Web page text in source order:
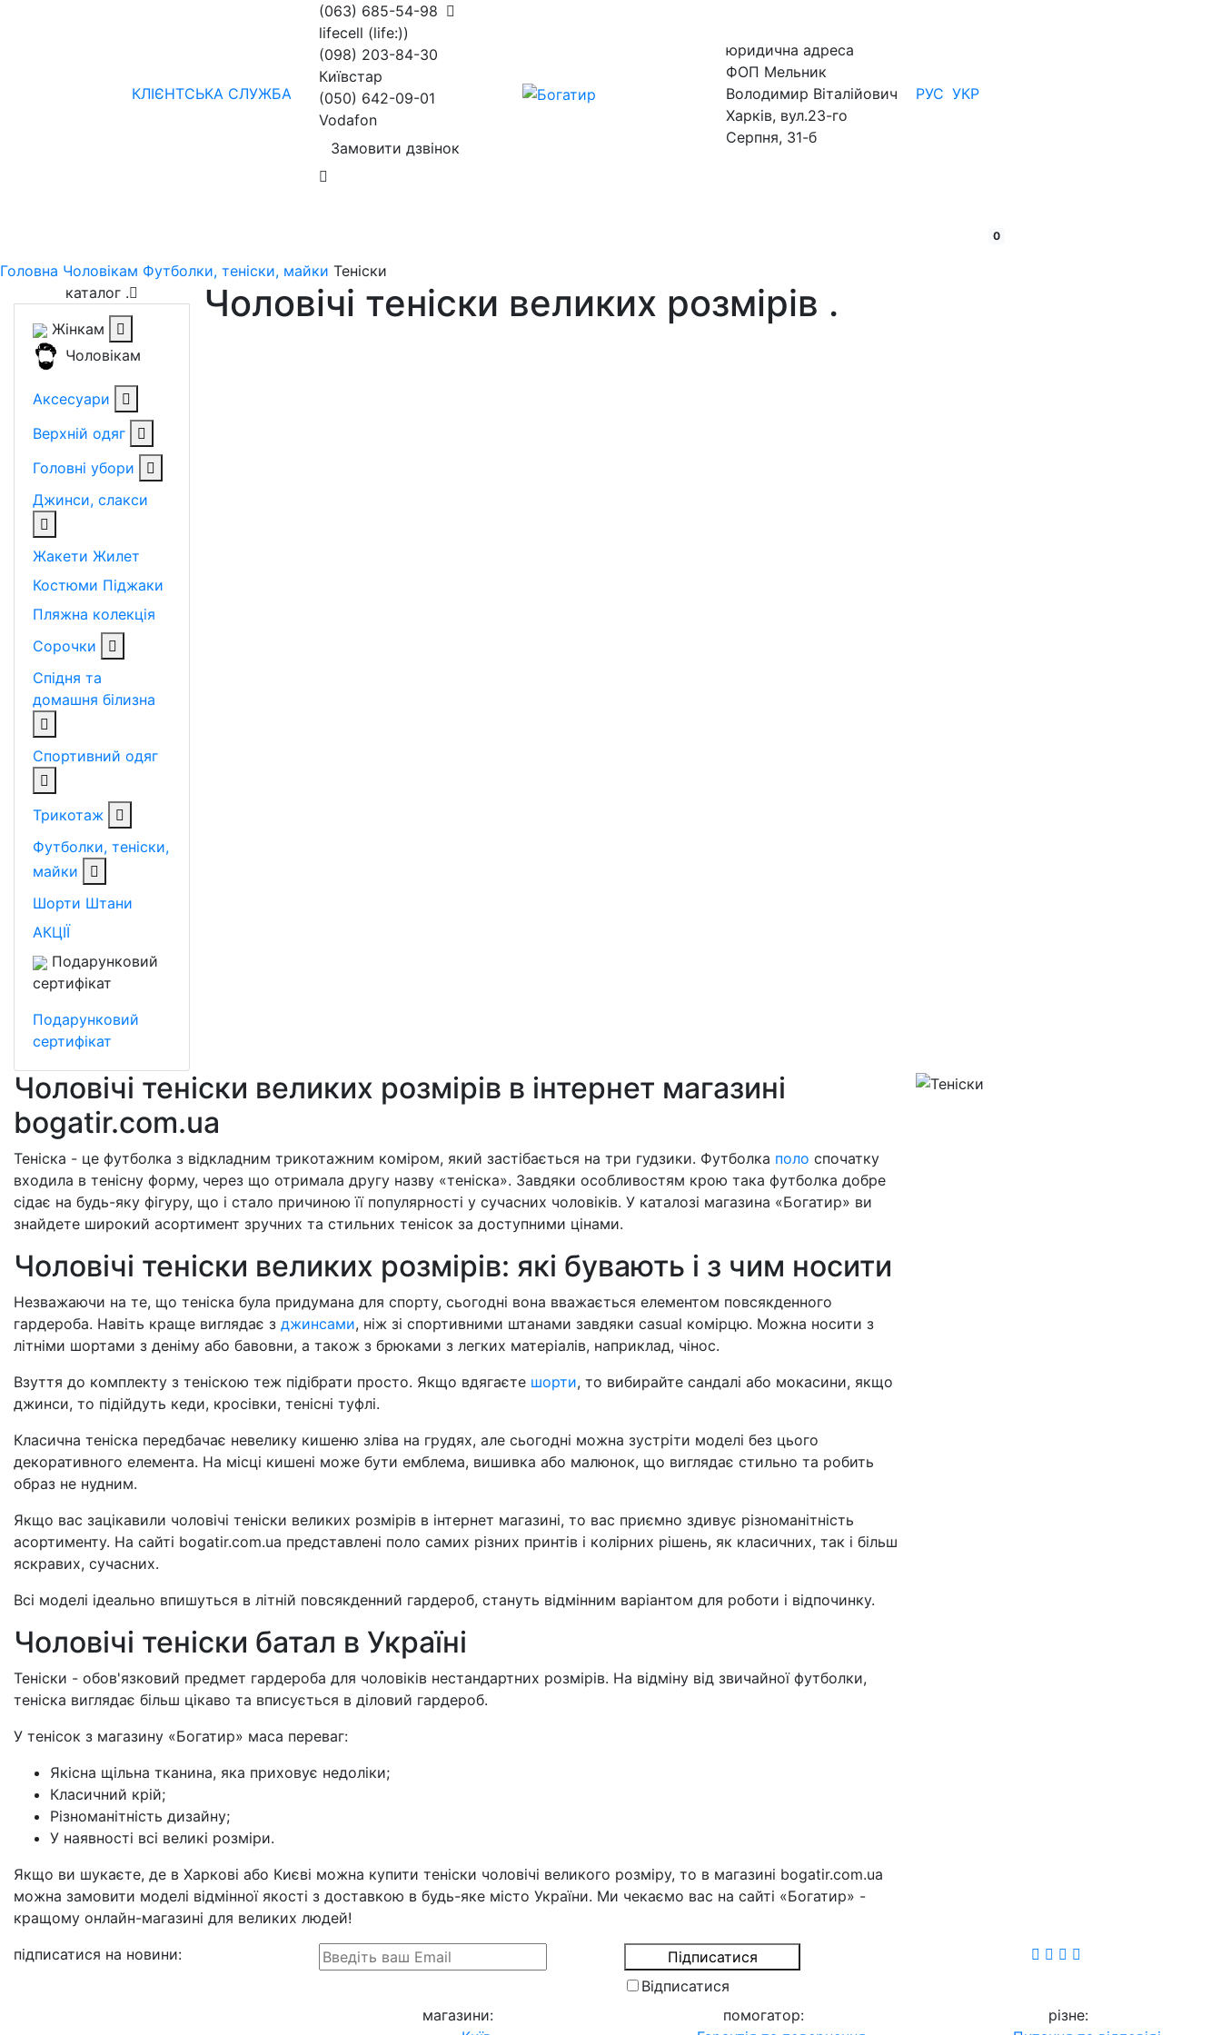
КЛІЄНТСЬКА СЛУЖБА
(063) 685-54-98
lifecell (life:))
(098) 203-84-30
Київстар
(050) 642-09-01
Vodafon
Замовити дзвінок
юридична адреса
ФОП Мельник
Володимир Віталійович
Харків, вул.23-го
Серпня, 31-б
РУС УКР
0
Головна Чоловікам Футболки, теніски, майки Теніски
каталог .
Жінкам
Чоловікам
Аксесуари
Верхній одяг
Головні убори
Джинси, слакси
Жакети Жилет
Костюми Піджаки
Пляжна колекція
Сорочки
Спідня та
домашня білизна
Спортивний одяг
Трикотаж
Футболки, теніски,
майки
Шорти Штани
АКЦІЇ
Подарунковий
сертифікат
Подарунковий
сертифікат
Чоловічі теніски великих розмірів .
Чоловічі теніски великих розмірів в інтернет магазині
bogatir.com.ua
Теніска - це футболка з відкладним трикотажним коміром, який застібається на три гудзики. Футболка поло спочатку
входила в тенісну форму, через що отримала другу назву «теніска». Завдяки особливостям крою така футболка добре
сідає на будь-яку фігуру, що і стало причиною її популярності у сучасних чоловіків. У каталозі магазина «Богатир» ви
знайдете широкий асортимент зручних та стильних тенісок за доступними цінами.
Чоловічі теніски великих розмірів: які бувають і з чим носити
Незважаючи на те, що теніска була придумана для спорту, сьогодні вона вважається елементом повсякденного
гардероба. Навіть краще виглядає з джинсами, ніж зі спортивними штанами завдяки casual комірцю. Можна носити з
літніми шортами з деніму або бавовни, а також з брюками з легких матеріалів, наприклад, чінос.
Взуття до комплекту з теніскою теж підібрати просто. Якщо вдягаєте шорти, то вибирайте сандалі або мокасини, якщо
джинси, то підійдуть кеди, кросівки, тенісні туфлі.
Класична теніска передбачає невелику кишеню зліва на грудях, але сьогодні можна зустріти моделі без цього
декоративного елемента. На місці кишені може бути емблема, вишивка або малюнок, що виглядає стильно та робить
образ не нудним.
Якщо вас зацікавили чоловічі теніски великих розмірів в інтернет магазині, то вас приємно здивує різноманітність
асортименту. На сайті bogatir.com.ua представлені поло самих різних принтів і колірних рішень, як класичних, так і більш
яскравих, сучасних.
Всі моделі ідеально впишуться в літній повсякденний гардероб, стануть відмінним варіантом для роботи і відпочинку.
Чоловічі теніски батал в Україні
Теніски - обов'язковий предмет гардероба для чоловіків нестандартних розмірів. На відміну від звичайної футболки,
теніска виглядає більш цікаво та вписується в діловий гардероб.
У тенісок з магазину «Богатир» маса переваг:
Якісна щільна тканина, яка приховує недоліки;
Класичний крій;
Різноманітність дизайну;
У наявності всі великі розміри.
Якщо ви шукаєте, де в Харкові або Києві можна купити теніски чоловічі великого розміру, то в магазині bogatir.com.ua
можна замовити моделі відмінної якості з доставкою в будь-яке місто України. Ми чекаємо вас на сайті «Богатир» -
кращому онлайн-магазині для великих людей!
підписатися на новини:
Відписатися
магазини:
помогатор:
різне: